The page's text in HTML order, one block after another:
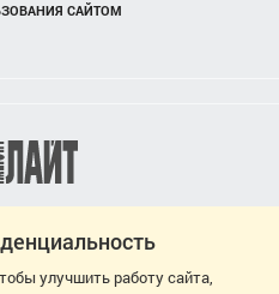
САЙТОМ
улучшить работу сайта,